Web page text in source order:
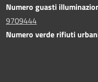
Numero guasti
9709444
Numero verde rifiuti